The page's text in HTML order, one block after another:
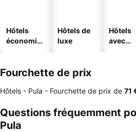
Hôtels
économiq
Hôtels de
luxe
Hôtels
avec
Fourchette de prix
Hôtels - Pula - Fourchette de prix de ‎71
Questions fréquemment
Pula